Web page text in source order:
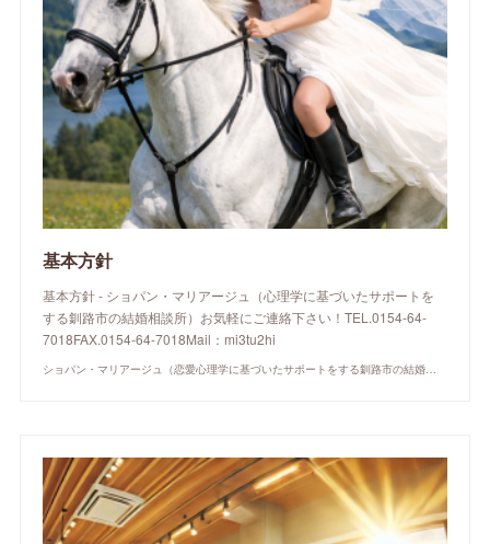
基本方針
基本方針 - ショパン・マリアージュ（心理学に基づいたサポートを
する釧路市の結婚相談所）お気軽にご連絡下さい！TEL.0154-64-
7018FAX.0154-64-7018Mail：mi3tu2hi
ショパン・マリアージュ（恋愛心理学に基づいたサポートをする釧路市の結婚相談所）/ 全国結婚相談事業者連盟正規加盟店 / cherry-piano.com